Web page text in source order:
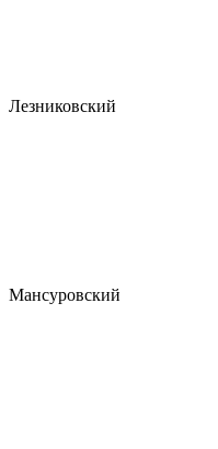
Лезниковский
Мансуровский